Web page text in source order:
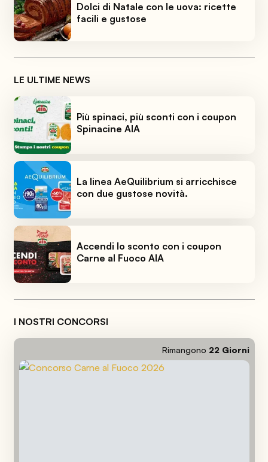
Dolci di Natale con le uova: ricette
facili e gustose
LE ULTIME NEWS
Più spinaci, più sconti con i coupon
Spinacine AIA
La linea AeQuilibrium si arricchisce
con due gustose novità.
Accendi lo sconto con i coupon
Carne al Fuoco AIA
I NOSTRI CONCORSI
Rimangono 22 Giorni